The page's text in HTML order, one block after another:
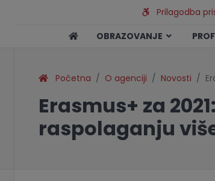
Prilagodba
OBRAZOVANJE
Početna O agenciji Novosti
Erasmus+ za
raspolaganju